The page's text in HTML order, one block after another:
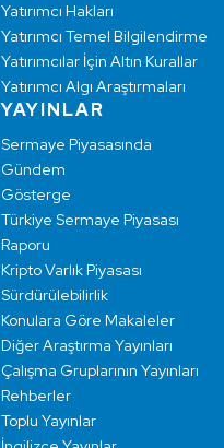
Yatırımcı Hakları
Yatırımcı Temel Bilgilendirme
Yatırımcılar İçin Altın Kurallar
Yatırımcı Algı Araştırmaları
YAYINLAR
Sermaye Piyasasında
Gündem
Gösterge
Türkiye Sermaye Piyasası
Raporu
Kripto Varlık Piyasası
Sürdürülebilirlik
Konulara Göre Makaleler
Diğer Araştırma Yayınları
Çalışma Gruplarının Yayınları
Rehberler
Toplu Yayınlar